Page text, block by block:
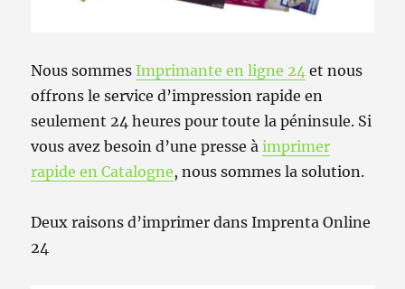
Nous sommes Imprimante en ligne 24 et nous
offrons le service d’impression rapide en
seulement 24 heures pour toute la péninsule. Si
vous avez besoin d’une presse àimprimer
rapide en Catalogne, nous sommes la solution.
Deux raisons d’imprimer dans Imprenta Online
24